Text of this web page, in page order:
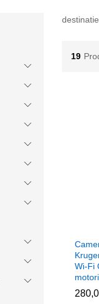
destinatie
19
Wi-Fi